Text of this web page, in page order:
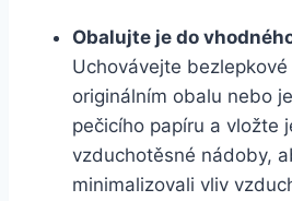
Obalujte je do
Uchovávejte
originálním obalu nebo
pečicího papíru a vložte
vzduchotěsné nádoby,
minimalizovali vliv